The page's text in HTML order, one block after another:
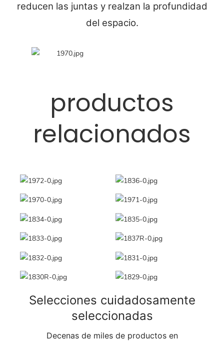
reducen las juntas y realzan la profundidad
del espacio.
productos
relacionados
Selecciones cuidadosamente
seleccionadas
Decenas de miles de productos en